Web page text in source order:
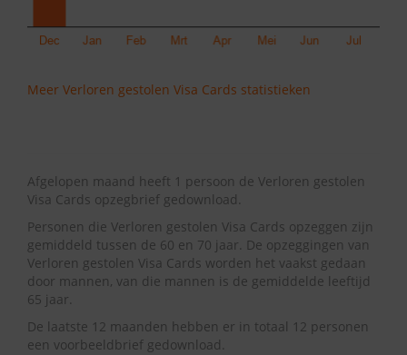
Meer Verloren gestolen Visa Cards statistieken
Afgelopen maand heeft 1 persoon de Verloren gestolen
Visa Cards opzegbrief gedownload.
Personen die Verloren gestolen Visa Cards opzeggen zijn
gemiddeld tussen de 60 en 70 jaar. De opzeggingen van
Verloren gestolen Visa Cards worden het vaakst gedaan
door mannen, van die mannen is de gemiddelde leeftijd
65 jaar.
De laatste 12 maanden hebben er in totaal 12 personen
een voorbeeldbrief gedownload.